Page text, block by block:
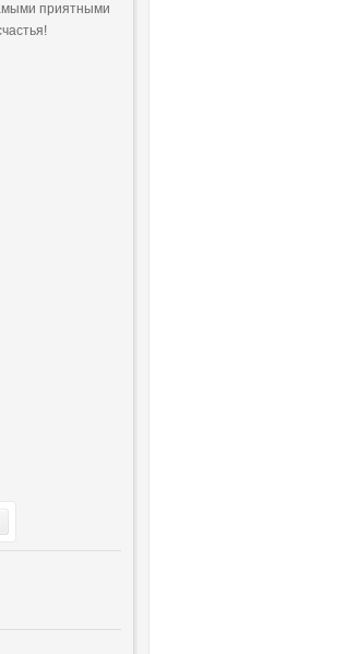
приятными